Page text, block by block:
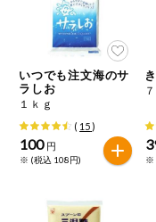
WEBカタログ
先着限定から探す
人気カテゴリ
食品から探す
家庭用品から探す
冷凍食品
ミールキット
など
麺類
アレルゲン情報
特定原材料と特定原材
を検索できます。
小麦
いつでも注文海のサ
ラしお
１ｋｇ
( 15)
100 円
※ (税込 108円) ※